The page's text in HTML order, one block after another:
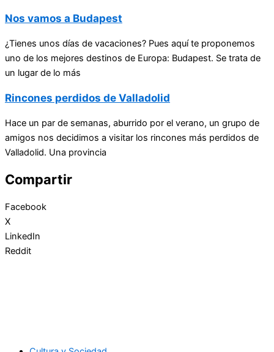
Nos vamos a Budapest
¿Tienes unos días de vacaciones? Pues aquí te proponemos
uno de los mejores destinos de Europa: Budapest. Se trata de
un lugar de lo más
Rincones perdidos de Valladolid
Hace un par de semanas, aburrido por el verano, un grupo de
amigos nos decidimos a visitar los rincones más perdidos de
Valladolid. Una provincia
Compartir
Facebook
X
LinkedIn
Reddit